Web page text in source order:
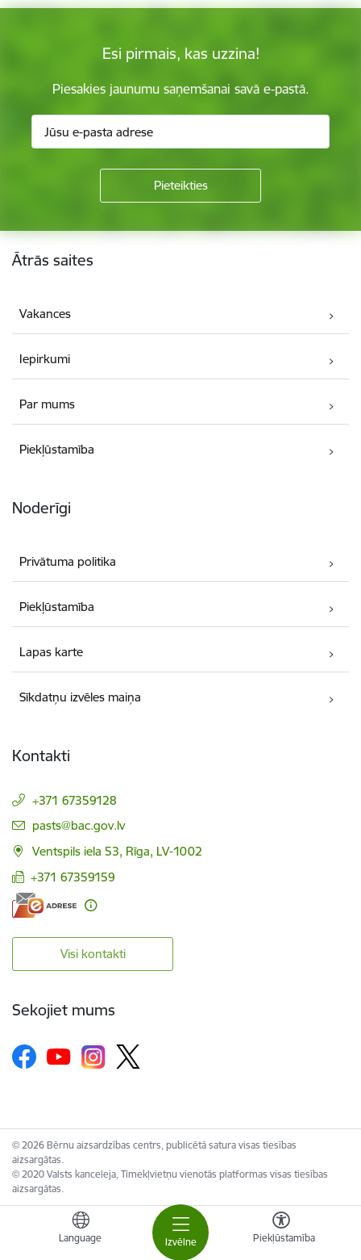
Izvēlne
Language Piekļūstamība
Esi pirmais, kas uzzina!
Piesakies jaunumu saņemšanai savā e-pastā.
Kājene
Ātrās saites
Vakances
Iepirkumi
Par mums
Piekļūstamība
Noderīgi
Privātuma politika
Piekļūstamība
Lapas karte
Sīkdatņu izvēles maiņa
Kontakti
+371 67359128
E-pasts:
pasts@bac.gov.lv
Ventspils iela 53, Rīga, LV-1002
+371 67359159
Visi kontakti
Sekojiet mums
© 2026 Bērnu aizsardzības centrs, publicētā satura visas tiesības
aizsargātas.
© 2020 Valsts kanceleja, Tīmekļvietņu vienotās platformas visas tiesības
aizsargātas.